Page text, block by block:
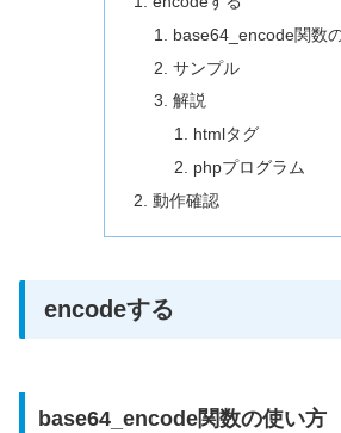
base64_encode関数
サンプル
解説
htmlタグ
phpプログラム
動作確認
encodeする
base64_encode関数の使い方